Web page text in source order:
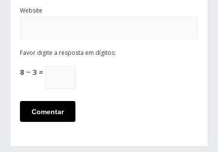
Website
Favor digite a resposta em dígitos:
8 − 3 =